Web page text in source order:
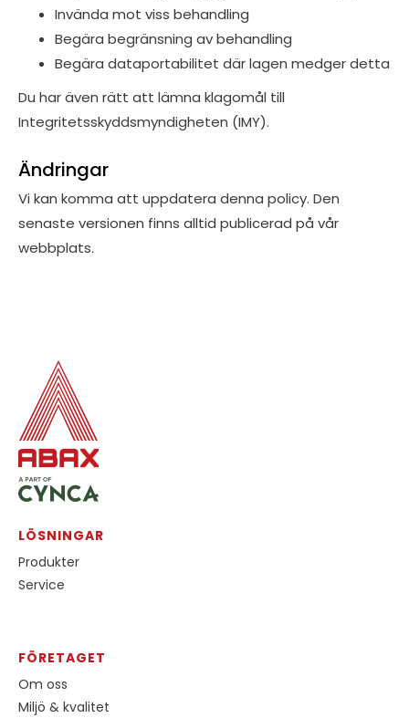
Invända mot viss behandling
Begära begränsning av behandling
Begära dataportabilitet där lagen medger detta
Du har även rätt att lämna klagomål till
Integritetsskyddsmyndigheten (IMY).
Ändringar
Vi kan komma att uppdatera denna policy. Den
senaste versionen finns alltid publicerad på vår
webbplats.
LÖSNINGAR
Produkter
Service
FÖRETAGET
Om oss
Miljö & kvalitet